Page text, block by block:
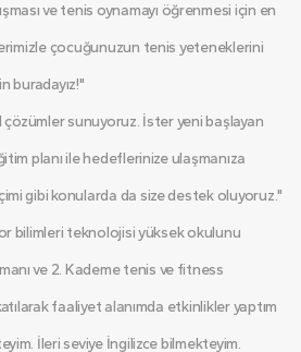
ve tenis oynamayı öğrenmesi için en
çocuğunuzun tenis yeteneklerini
buradayız!"
çözümler sunuyoruz. İster yeni başlayan
planı ile hedeflerinize ulaşmanıza
gibi konularda da size destek oluyoruz."
bilimleri teknolojisi yüksek okulunu
ve 2. Kademe tenis ve fitness
faaliyet alanımda etkinlikler yaptım
İleri seviye İngilizce bilmekteyim.